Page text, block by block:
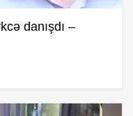
danışdı –